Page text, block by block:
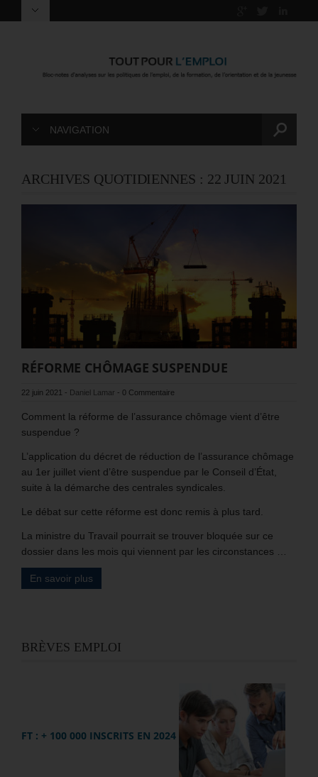
NAVIGATION
ARCHIVES QUOTIDIENNES : 22 JUIN 2021
RÉFORME CHÔMAGE SUSPENDUE
22 juin 2021 - Daniel Lamar - 0 Commentaire
Comment la réforme de l’assurance chômage vient d’être
suspendue ?
L’application du décret de réduction de l’assurance chômage
au 1er juillet vient d’être suspendue par le Conseil d’État,
suite à la démarche des centrales syndicales.
Le débat sur cette réforme est donc remis à plus tard.
La ministre du Travail pourrait se trouver bloquée sur ce
dossier dans les mois qui viennent par les circonstances …
En savoir plus
BRÈVES EMPLOI
FT : + 100 000 INSCRITS EN 2024